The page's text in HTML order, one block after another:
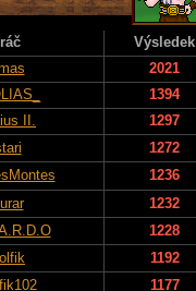
Výsledek
2021
1394
II. 1297
1272
1236
1232
1228
1192
1177